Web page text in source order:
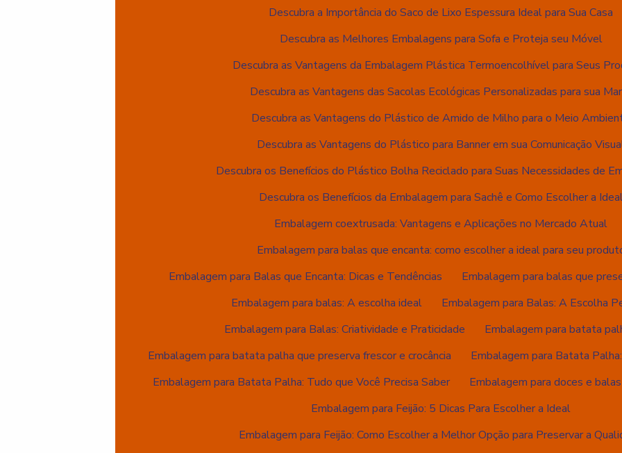
Descubra a Importância do Saco de Lixo Espessura Ideal para Sua Casa
Descubra as Melhores Embalagens para Sofa e Proteja seu Móvel
Descubra as Vantagens da Embalagem Plástica Termoencolhível para Seus
Descubra as Vantagens das Sacolas Ecológicas Personalizadas para sua
Descubra as Vantagens do Plástico de Amido de Milho para o Meio
Descubra as Vantagens do Plástico para Banner em sua Comunicação
Descubra os Benefícios do Plástico Bolha Reciclado para Suas Necessidades de
Descubra os Benefícios da Embalagem para Sachê e Como Escolher a
Embalagem coextrusada: Vantagens e Aplicações no Mercado Atual
Embalagem para balas que encanta: como escolher a ideal para seu
Embalagem para Balas que Encanta: Dicas e Tendências
Embalagem para balas que
Embalagem para balas: A escolha ideal
Embalagem para Balas: A Escolha
Embalagem para Balas: Criatividade e Praticidade
Embalagem para batata
Embalagem para batata palha que preserva frescor e crocância
Embalagem para Batata
Embalagem para Batata Palha: Tudo que Você Precisa Saber
Embalagem para doces e
Embalagem para Feijão: 5 Dicas Para Escolher a Ideal
Embalagem para Feijão: Como Escolher a Melhor Opção para Preservar a